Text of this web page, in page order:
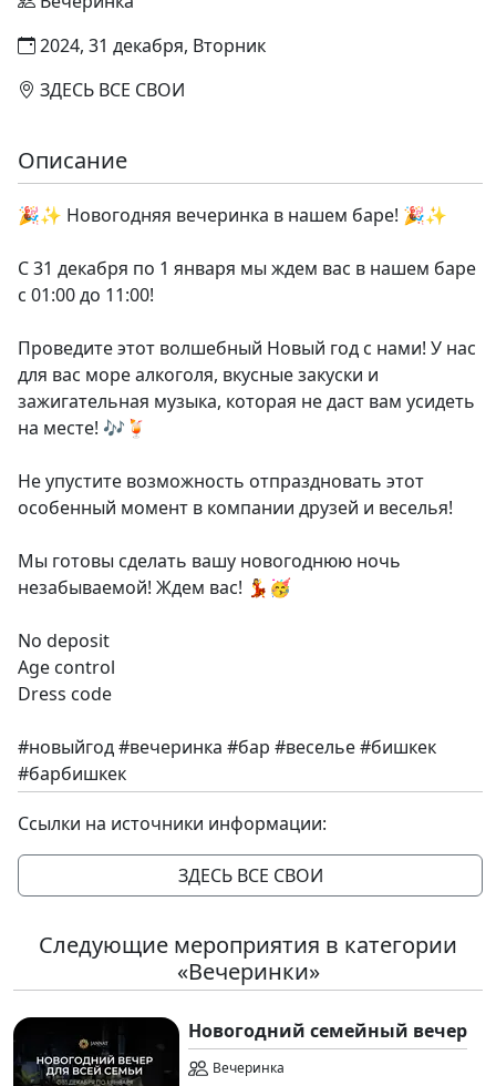
2024, 31 декабря, Вторник
ЗДЕСЬ ВСЕ СВОИ
Описание
🎉✨ Новогодняя вечеринка в нашем баре! 🎉✨
С 31 декабря по 1 января мы ждем вас в нашем баре
с 01:00 до 11:00!
Проведите этот волшебный Новый год с нами! У нас
для вас море алкоголя, вкусные закуски и
зажигательная музыка, которая не даст вам усидеть
на месте! 🎶🍹
Не упустите возможность отпраздновать этот
особенный момент в компании друзей и веселья!
Мы готовы сделать вашу новогоднюю ночь
незабываемой! Ждем вас! 💃🥳
No deposit
Age control
Dress code
#новыйгод #вечеринка #бар #веселье #бишкек
#барбишкек
Ссылки на источники информации:
ЗДЕСЬ ВСЕ СВОИ
Следующие мероприятия в категории
«Вечеринки»
Новогодний семейный вечер
Вечеринка